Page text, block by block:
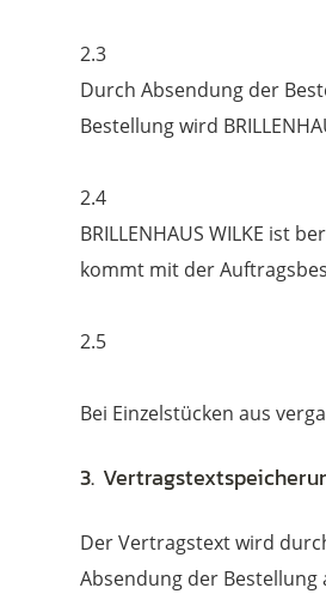
2.3
Durch Absendung der
Bestellung wird
2.4
BRILLENHAUS WILKE ist
kommt mit der
2.5
Bei Einzelstücken aus
3.
Der Vertragstext wird
Absendung der Bestellung